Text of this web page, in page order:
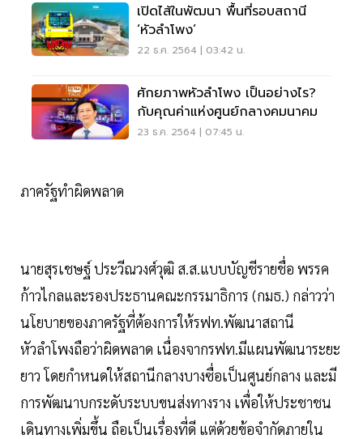
เปิดไส้ในพัฒนา พื้นที่รอบสถานี
‘หัวลำโพง’
22 ธ.ค. 2564 | 03:42 น.
ศักยภาพหัวลำโพง เป็นอย่างไร?
กับคุณค่าแห่งศูนย์กลางคมนาคม
23 ธ.ค. 2564 | 07:45 น.
ภาครัฐทำผิดพลาด
นายสุรเชษฐ์ ประวีณวงศ์วุฒิ ส.ส.แบบบัญชีรายชื่อ พรรค
ก้าวไกลและรองประธานคณะกรรมาธิการ (กมธ.) กล่าวว่า
นโยบายของภาครัฐที่ต้องการให้รฟท.พัฒนาสถานี
หัวลำโพงถือว่าผิดพลาด เนื่องจากรฟท.มีแผนพัฒนาระยะ
ยาว โดยกำหนดให้สถานีกลางบางซื่อเป็นศูนย์กลาง และมี
การพัฒนาบกระดับระบบขนส่งทางราง เพื่อให้ประชาชน
เดินทางเพิ่มขึ้น ถือเป็นเรื่องที่ดี แต่ด้วยข้อจำกัดภายใน